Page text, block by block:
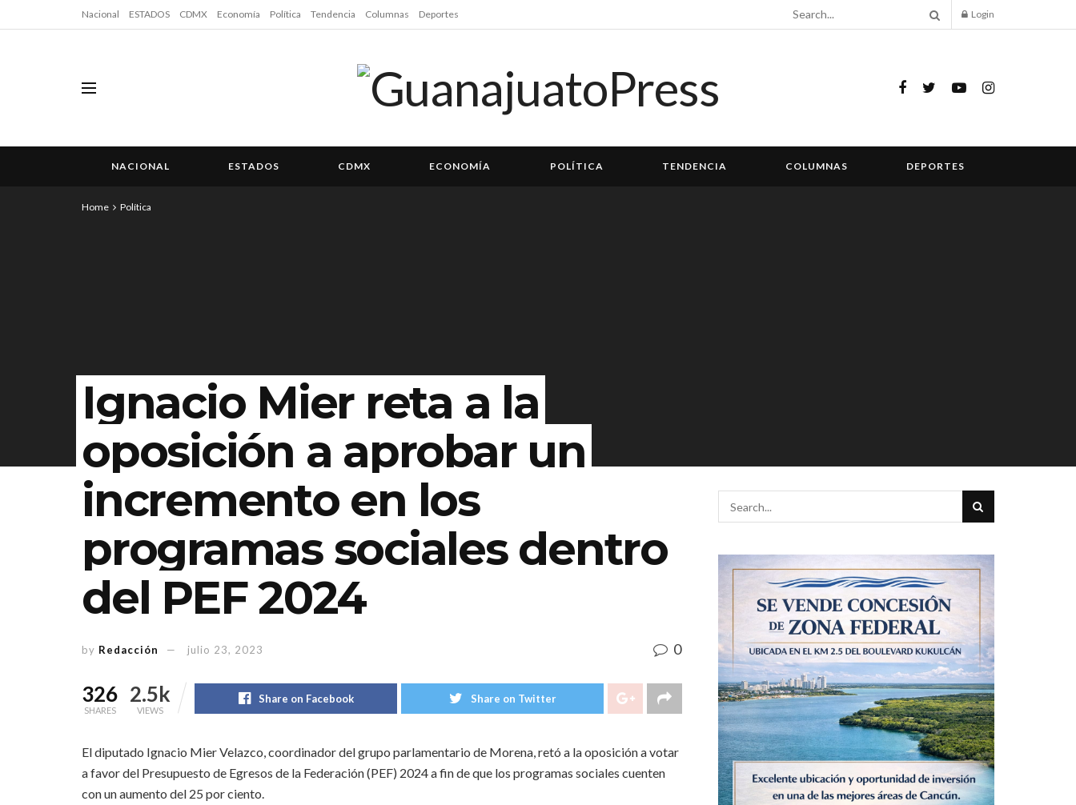
Nacional ESTADOS CDMX Economía Política Tendencia Columnas Deportes Login
NACIONAL ESTADOS CDMX ECONOMÍA POLÍTICA TENDENCIA COLUMNAS DEPORTES
Home Política
Ignacio Mier reta a la
oposición a aprobar un
incremento en los
programas sociales dentro
del PEF 2024
by Redacción julio 23, 2023 0
326
SHARES
2.5k
VIEWS
Share on Facebook Share on Twitter
El diputado Ignacio Mier Velazco, coordinador del grupo parlamentario de Morena, retó a la oposición a votar
a favor del Presupuesto de Egresos de la Federación (PEF) 2024 a fin de que los programas sociales cuenten
con un aumento del 25 por ciento.